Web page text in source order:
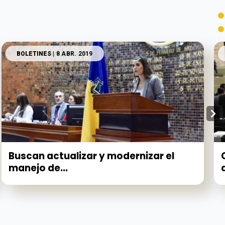
BOLETINES | 8 ABR. 2019
Buscan actualizar y modernizar el
manejo de...